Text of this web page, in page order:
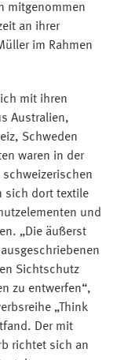
mitgenommen
an ihrer
im Rahmen
mit ihren
Australien,
Schweden
waren in der
schweizerischen
sich dort textile
und
„Die äußerst
Sichtschutz
zu entwerfen“,
„Think
Der mit
richtet sich an